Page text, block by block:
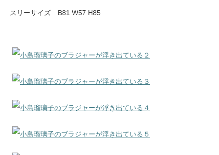
スリーサイズ B81 W57 H85